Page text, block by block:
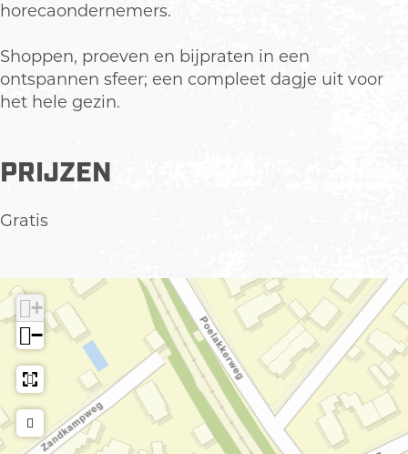
horecaondernemers.
Shoppen, proeven en bijpraten in een
ontspannen sfeer; een compleet dagje uit voor
het hele gezin.
PRIJZEN
Gratis
+
−